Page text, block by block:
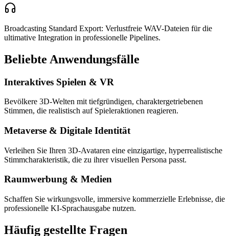
Broadcasting Standard Export: Verlustfreie WAV-Dateien für die
ultimative Integration in professionelle Pipelines.
Beliebte Anwendungsfälle
Interaktives Spielen & VR
Bevölkere 3D-Welten mit tiefgründigen, charaktergetriebenen
Stimmen, die realistisch auf Spieleraktionen reagieren.
Metaverse & Digitale Identität
Verleihen Sie Ihren 3D-Avataren eine einzigartige, hyperrealistische
Stimmcharakteristik, die zu ihrer visuellen Persona passt.
Raumwerbung & Medien
Schaffen Sie wirkungsvolle, immersive kommerzielle Erlebnisse, die
professionelle KI-Sprachausgabe nutzen.
Häufig gestellte Fragen